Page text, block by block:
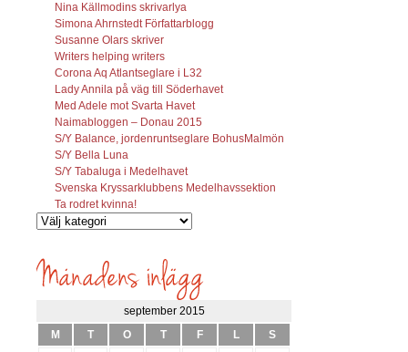
Nina Källmodins skrivarlya
Simona Ahrnstedt Författarblogg
Susanne Olars skriver
Writers helping writers
Corona Aq Atlantseglare i L32
Lady Annila på väg till Söderhavet
Med Adele mot Svarta Havet
Naimabloggen – Donau 2015
S/Y Balance, jordenruntseglare BohusMalmön
S/Y Bella Luna
S/Y Tabaluga i Medelhavet
Svenska Kryssarklubbens Medelhavssektion
Ta rodret kvinna!
Vilka
söks?
september 2015
M
T O T F L
S